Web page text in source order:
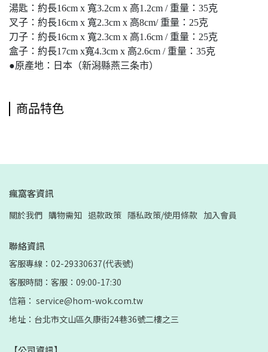
湯匙：約長16cm x 寬3.2cm x 高1.2cm / 重量：35克
叉子：約長16cm x 寬2.3cm x 高8cm/ 重量：25克
刀子：約長16cm x 寬2.3cm x 高1.6cm / 重量：25克
盒子：約長17cm x寬4.3cm x 高2.6cm / 重量：35克
●原產地：日本（新潟縣燕三条市）
商品特色
瘋窩客資訊
關於我們 購物需知 退款政策 隱私政策/使用條款 加入會員
聯絡資訊
客服專線：02-29330637(代表號)
客服時間：客服：09:00-17:30
信箱： service@hom-wok.com.tw
地址：台北市文山區久康街24巷36號二樓之三